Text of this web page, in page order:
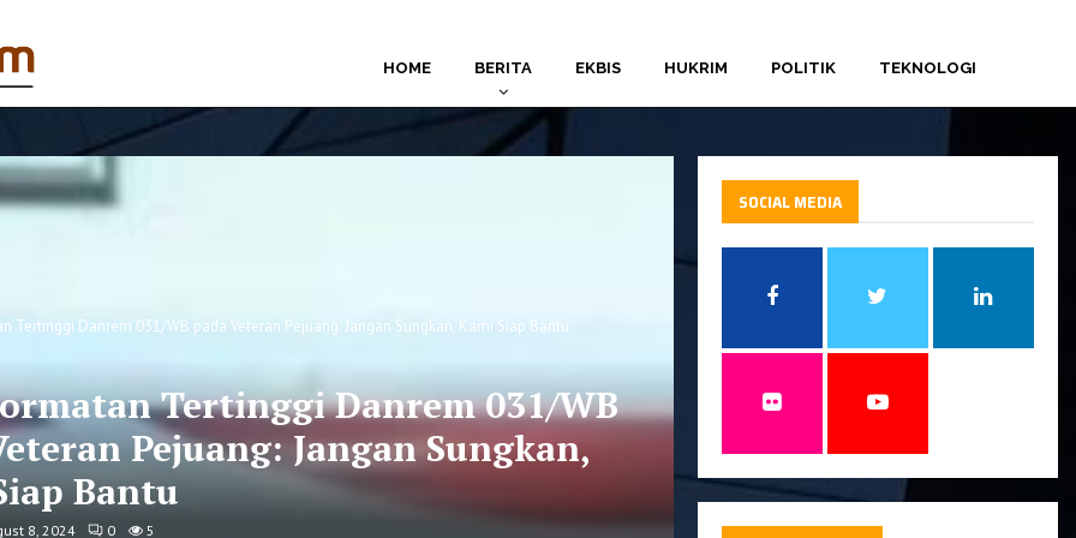
HOME BERITA EKBIS HUKRIM POLITIK TEKNOLOGI
Tertinggi Danrem 031/WB pada Veteran Pejuang: Jangan Sungkan, Kami Siap Bantu
Tertinggi Danrem 031/WB
Pejuang: Jangan Sungkan,
Bantu
8, 2024 0 5
SOCIAL MEDIA